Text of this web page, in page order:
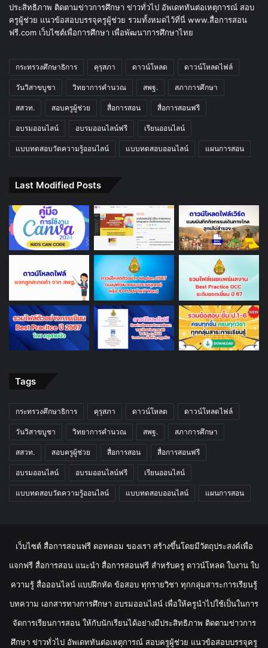
ประสิทธิภาพ ติดตามข่าวการศึกษา ข่าวทั่วไป อัพเดททันต่อเหตุการณ์ สอบ
ครูผู้ช่วย แนวข้อสอบบรรจุครูผู้ช่วย รวมทั้งหมดไว้ที่นี่ www.สื่อการสอน
ฟรี.com เว็บไซต์เพื่อการศึกษา เพื่อพัฒนาการศึกษาไทย
กระทรวงศึกษาธิการ คุรุสภา ดาวน์โหลด ดาวน์โหลดไฟล์
วันวิสาขบูชา วิทยาการคำนวณ สพฐ. สภาการศึกษา
สสวท. สอบครูผู้ช่วย สื่อการสอน สื่อการสอนฟรี
อบรมออนไลน์ อบรมออนไลน์ฟรี เรียนออนไลน์
แบบทดสอบวัดความรู้ออนไลน์ แบบทดสอบออนไลน์ แผนการสอน
Last Modified Posts
Tags
กระทรวงศึกษาธิการ คุรุสภา ดาวน์โหลด ดาวน์โหลดไฟล์
วันวิสาขบูชา วิทยาการคำนวณ สพฐ. สภาการศึกษา
สสวท. สอบครูผู้ช่วย สื่อการสอน สื่อการสอนฟรี
อบรมออนไลน์ อบรมออนไลน์ฟรี เรียนออนไลน์
แบบทดสอบวัดความรู้ออนไลน์ แบบทดสอบออนไลน์ แผนการสอน
เว็บไซต์ สื่อการสอนฟรี ดอทคอม ของเรา สร้างขึ้นโดยมีวัตถุประสงค์เพื่อ
แจกฟรี สื่อการสอน แนะนำ สื่อการสอนฟรี สำหรับครู ดาวน์โหลด ใบงาน ใบ
ความรู้ สื่อออนไลน์ แบบฝึกหัด ข้อสอบ ทุกรายวิชา ทุกกลุ่มสาระการเรียนรู้
บทความ เอกสารทางการศึกษา อบรมออนไลน์ เพื่อให้ครูนำไปใช้เป็นในการ
จัดการเรียนการสอน ให้กับนักเรียนได้อย่างมีประสิทธิภาพ ติดตามข่าวการ
ศึกษา ข่าวทั่วไป อัพเดททันต่อเหตุการณ์ สอบครูผู้ช่วย แนวข้อสอบบรรจุครู